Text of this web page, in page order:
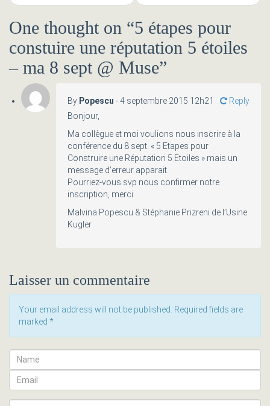
One thought on “5 étapes pour
constuire une réputation 5 étoiles
– ma 8 sept @ Muse”
By Popescu -4 septembre 2015 12h21
Reply
Bonjour,
Ma collègue et moi voulions nous inscrire à la
conférence du 8 sept. « 5 Etapes pour
Construire une Réputation 5 Etoiles » mais un
message d’erreur apparait.
Pourriez-vous svp nous confirmer notre
inscription, merci.
Malvina Popescu & Stéphanie Prizreni de l’Usine
Kugler
Laisser un commentaire
Your email address will not be published. Required fields are
marked *